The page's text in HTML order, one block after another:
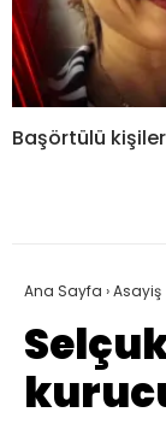
Başörtülü
Ana Sayfa ›Asayiş